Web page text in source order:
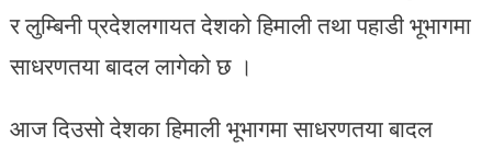
र लुम्बिनी प्रदेशलगायत देशको हिमाली तथा पहाडी भूभागमा
साधरणतया बादल लागेको छ ।
आज दिउसो देशका हिमाली भूभागमा साधरणतया बादल